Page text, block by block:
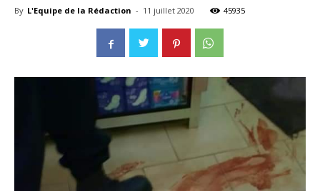
By L'Equipe de la Rédaction - 11 juillet 2020 45935